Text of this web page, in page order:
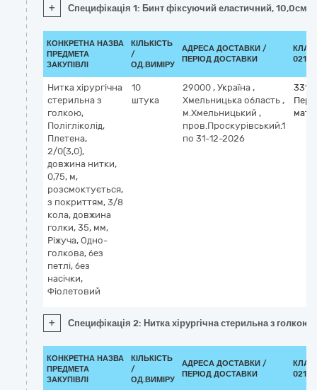
+ Специфікація 1: Бинт фіксуючий еластичний, 10,0см x
КОНКРЕТНА НАЗВА
ПРЕДМЕТА
ЗАКУПІВЛІ
КІЛЬКІСТЬ
/
ОД.ВИМІРУ
АДРЕСА ДОСТАВКИ /
ПЕРІОД ДОСТАВКИ
Нитка хірургічна
стерильна з
голкою,
Полігліколід,
Плетена,
2/0(3,0),
довжина нитки,
0,75, м,
розсмоктується,
з покриттям, 3/8
кола, довжина
голки, 35, мм,
Ріжуча, Одно-
голкова, без
петлі, без
насічки,
Фіолетовий
10
штука
29000 , Україна ,
Хмельницька область ,
м.Хмельницький ,
пров.Проскурівський.1
по 31-12-2026
+ Специфікація 2: Нитка хірургічна стерильна з
КОНКРЕТНА НАЗВА
ПРЕДМЕТА
ЗАКУПІВЛІ
КІЛЬКІСТЬ
/
ОД.ВИМІРУ
АДРЕСА ДОСТАВКИ /
ПЕРІОД ДОСТАВКИ